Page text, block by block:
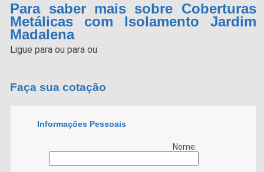
Para saber mais sobre Coberturas
Metálicas com Isolamento Jardim
Madalena
Ligue paraou paraou
Faça sua cotação
Informações Pessoais
Nome: